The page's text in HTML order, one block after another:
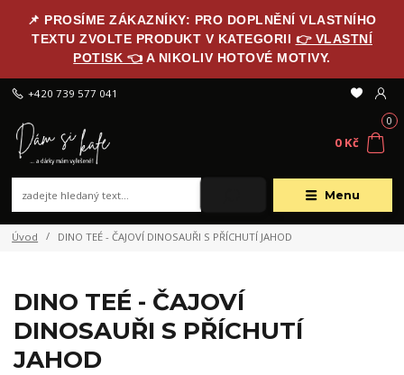
📌 PROSÍME ZÁKAZNÍKY: PRO DOPLNĚNÍ VLASTNÍHO
TEXTU ZVOLTE PRODUKT V KATEGORII 👉 VLASTNÍ
POTISK 👈 A NIKOLIV HOTOVÉ MOTIVY.
Menu
+420 739 577 041
0
0 Kč
Úvod DINO TEÉ - ČAJOVÍ DINOSAUŘI S PŘÍCHUTÍ JAHOD
DINO TEÉ - ČAJOVÍ
DINOSAUŘI S PŘÍCHUTÍ
JAHOD